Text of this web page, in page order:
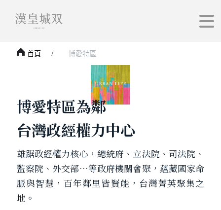
首頁 博愛特區
博愛特區為鄰
台灣政經權力中心
雄踞政經權力核心，總統府、立法院、司法院、
監察院、外交部…等政府機關會聚，蘊藏國家命
脈與智慧，百年鄰里皆賢能，台灣菁英聚集之
地。